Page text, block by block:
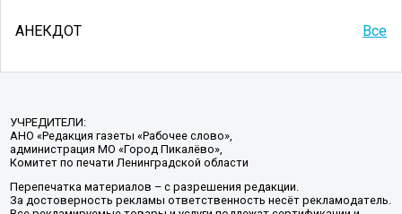
АНЕКДОТ Все
УЧРЕДИТЕЛИ:
АНО «Редакция газеты «Рабочее слово»,
администрация МО «Город Пикалёво»,
Комитет по печати Ленинградской области
Перепечатка материалов – с разрешения редакции.
За достоверность рекламы ответственность несёт рекламодатель.